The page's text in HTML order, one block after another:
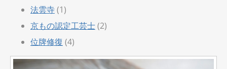
法雲寺(1)
京もの認定工芸士(2)
位牌修復 (4)